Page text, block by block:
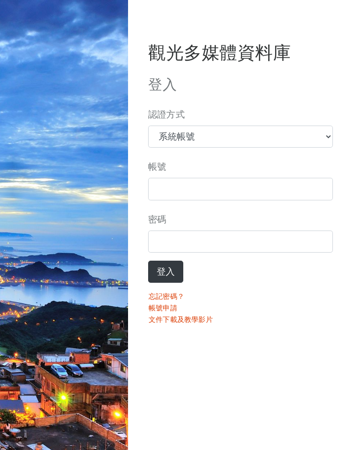
觀光多媒體資料庫
登入
認證方式
帳號
密碼
登入
忘記密碼？
帳號申請
文件下載及教學影片